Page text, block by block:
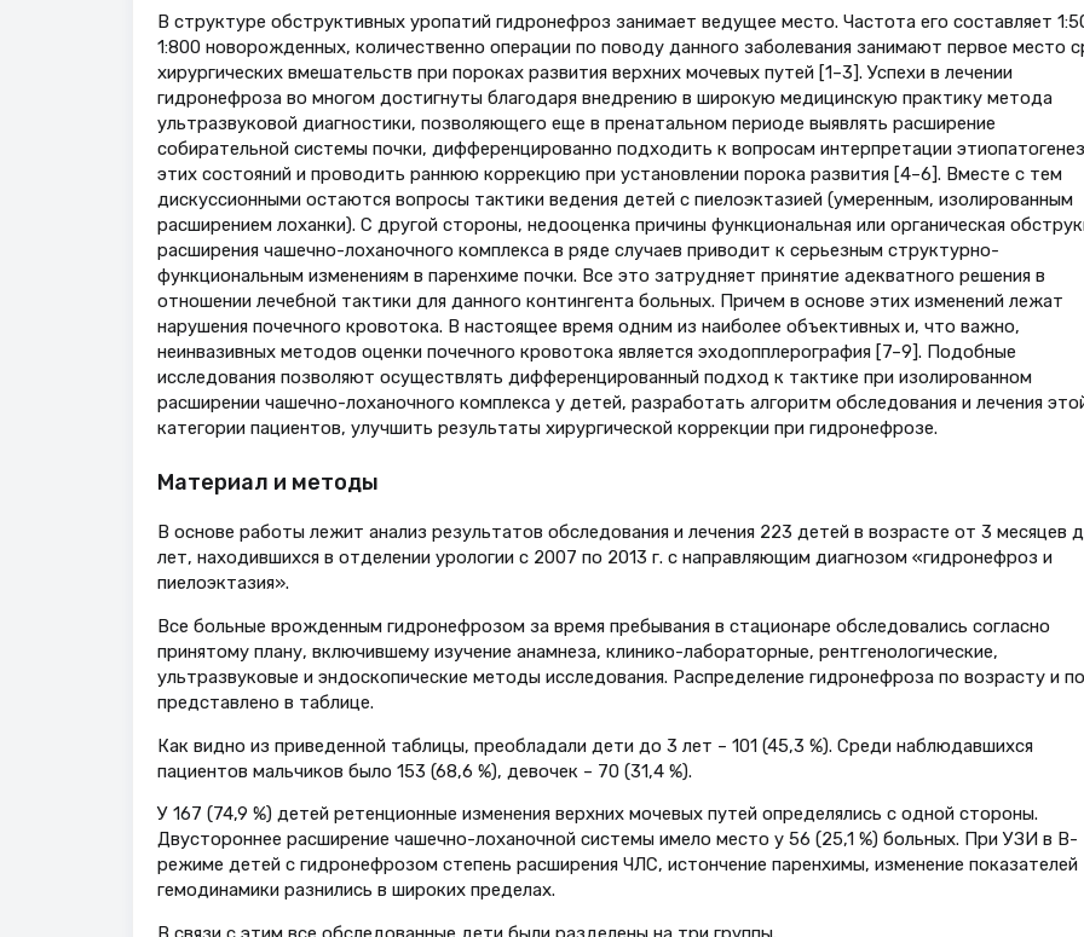
В структуре обструктивных уропатий гидронефроз занимает ведущее место. Частота его составляет
1:800 новорожденных, количественно операции по поводу данного заболевания занимают первое место
хирургических вмешательств при пороках развития верхних мочевых путей [1–3]. Успехи в лечении
гидронефроза во многом достигнуты благодаря внедрению в широкую медицинскую практику метода
ультразвуковой диагностики, позволяющего еще в пренатальном периоде выявлять расширение
собирательной системы почки, дифференцированно подходить к вопросам интерпретации
этих состояний и проводить раннюю коррекцию при установлении порока развития [4–6]. Вместе с тем
дискуссионными остаются вопросы тактики ведения детей с пиелоэктазией (умеренным, изолированным
расширением лоханки). С другой стороны, недооценка причины функциональная или органическая
расширения чашечно-лоханочного комплекса в ряде случаев приводит к серьезным структурно-
функциональным изменениям в паренхиме почки. Все это затрудняет принятие адекватного решения в
отношении лечебной тактики для данного контингента больных. Причем в основе этих изменений лежат
нарушения почечного кровотока. В настоящее время одним из наиболее объективных и, что важно,
неинвазивных методов оценки почечного кровотока является эходопплерография [7–9]. Подобные
исследования позволяют осуществлять дифференцированный подход к тактике при изолированном
расширении чашечно-лоханочного комплекса у детей, разработать алгоритм обследования и лечения
категории пациентов, улучшить результаты хирургической коррекции при гидронефрозе.
Материал и методы
В основе работы лежит анализ результатов обследования и лечения 223 детей в возрасте от 3 месяцев
лет, находившихся в отделении урологии с 2007 по 2013 г. с направляющим диагнозом «гидронефроз и
пиелоэктазия».
Все больные врожденным гидронефрозом за время пребывания в стационаре обследовались согласно
принятому плану, включившему изучение анамнеза, клинико-лабораторные, рентгенологические,
ультразвуковые и эндоскопические методы исследования. Распределение гидронефроза по возрасту и
представлено в таблице.
Как видно из приведенной таблицы, преобладали дети до 3 лет – 101 (45,3 %). Среди наблюдавшихся
пациентов мальчиков было 153 (68,6 %), девочек – 70 (31,4 %).
У 167 (74,9 %) детей ретенционные изменения верхних мочевых путей определялись с одной стороны.
Двустороннее расширение чашечно-лоханочной системы имело место у 56 (25,1 %) больных. При УЗИ в В-
режиме детей с гидронефрозом степень расширения ЧЛС, истончение паренхимы, изменение показателей
гемодинамики разнились в широких пределах.